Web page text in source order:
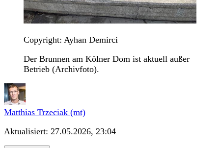
Copyright: Ayhan Demirci
Der Brunnen am Kölner Dom ist aktuell außer
Betrieb (Archivfoto).
Matthias Trzeciak (mt)
Aktualisiert: 27.05.2026, 23:04